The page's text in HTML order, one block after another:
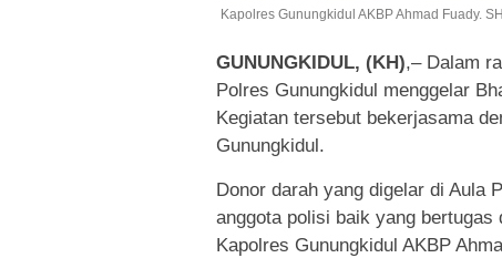
Kapolres Gunungkidul AKBP Ahmad Fuady.
GUNUNGKIDUL, (KH),– Dalam
Polres Gunungkidul menggelar
Kegiatan tersebut bekerjasama
Gunungkidul.
Donor darah yang digelar di Aula
anggota polisi baik yang
Kapolres Gunungkidul AKBP